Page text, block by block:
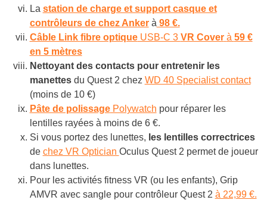
La station de charge et support casque et
contrôleurs de chez Ankerà 98 €.
Câble Link fibre optiqueUSB-C 3 VR Cover à 59 €
en 5 mètres
Nettoyant des contacts pour entretenir les
manettesdu Quest 2 chez WD 40 Specialist contact
(moins de 10 €)
Pâte de polissagePolywatch pour réparer les
lentilles rayées à moins de 6 €.
Si vous portez des lunettes, les lentilles correctrices
de chez VR Optician Oculus Quest 2 permet de joueur
dans lunettes.
Pour les activités fitness VR (ou les enfants), Grip
AMVR avec sangle pour contrôleur Quest 2 à 22,99 €.